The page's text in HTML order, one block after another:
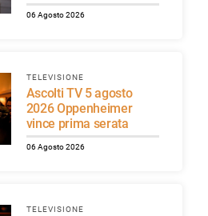
06 Agosto 2026
TELEVISIONE
Ascolti TV 5 agosto
2026 Oppenheimer
vince prima serata
06 Agosto 2026
TELEVISIONE